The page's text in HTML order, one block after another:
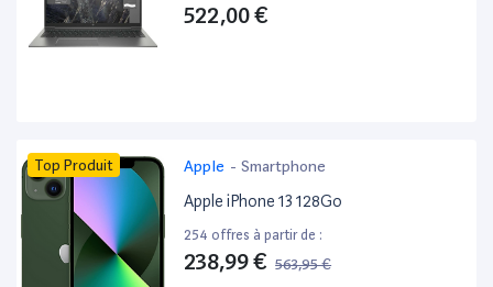
522,00 €
Top Produit Apple - Smartphone
Apple iPhone 13 128Go
254 offres à partir de :
238,99 € 563,95 €